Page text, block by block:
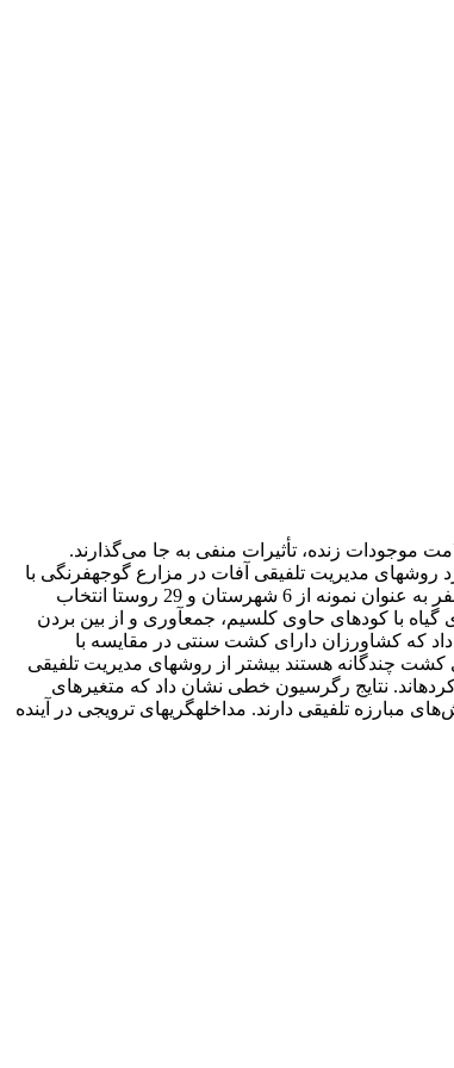
زنده، تأثیرات منفی به‌ جا می‌گذارند.
مدیریت تلفیقی آفات در مزارع گوجه­فرنگی با
آزمون نظریه یکپارچه پذیرش و استفاده از فن­آوری است. جامعه هدف کشاورزان تولیدکننده گوجه­فرنگی در استان گلستان به تعداد 990 نفر بود و 280 نفر به عنوان نمونه از 6 شهرستان و 29 روستا انتخاب
با کودهای حاوی کلسیم، جمع­آوری و از بین بردن
داد که کشاورزان دارای کشت سنتی در مقایسه با
چندگانه هستند بیشتر از روش­های مدیریت تلفیقی
نتایج رگرسیون خطی نشان داد که متغیر­های
مبارزه تلفیقی دارند. مداخله­گری­های ترویجی در آینده